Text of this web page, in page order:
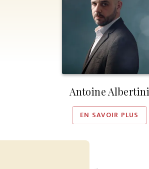
Antoine Albertini
EN SAVOIR PLUS